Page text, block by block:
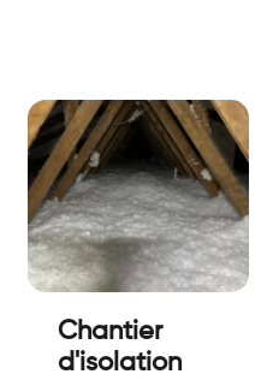
Chantier
d'isolation